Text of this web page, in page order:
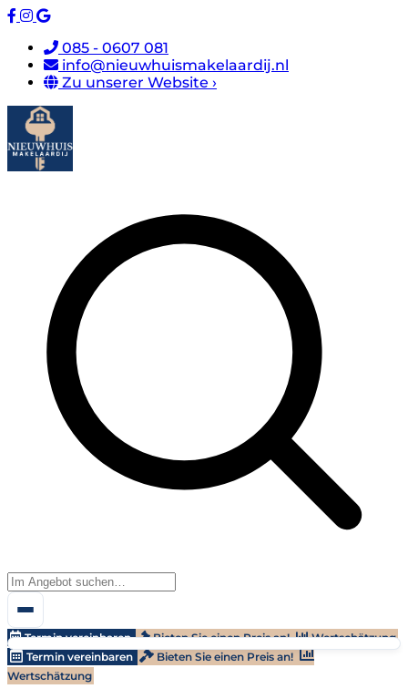
085 - 0607 081
info@nieuwhuismakelaardij.nl
Zu unserer Website ›
Termin vereinbaren Bieten Sie einen Preis an!
Wertschätzung
Termin vereinbaren
Bieten Sie einen Preis an!
Wertschätzung